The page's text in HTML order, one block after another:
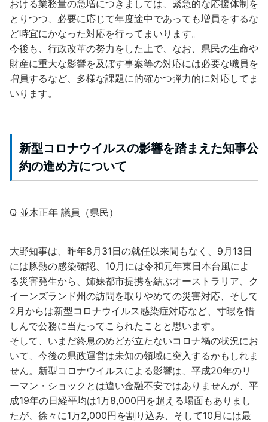
おける業務量の急増につきましては、緊急的な応援体制を
とりつつ、必要に応じて年度途中であっても増員をするな
ど時宜にかなった対応を行ってまいります。
今後も、行政改革の努力をした上で、なお、県民の生命や
財産に重大な影響を及ぼす事案等の対応には必要な職員を
増員するなど、多様な課題に的確かつ弾力的に対応してま
いります。
新型コロナウイルスの影響を踏まえた知事公
約の進め方について
Q 並木正年 議員（県民）
大野知事は、昨年8月31日の就任以来間もなく、9月13日
には豚熱の感染確認、10月には令和元年東日本台風によ
る災害発生から、姉妹都市提携を結ぶオーストラリア、ク
イーンズランド州の訪問を取りやめての災害対応、そして
2月からは新型コロナウイルス感染症対応など、寸暇を惜
しんで公務に当たってこられたことと思います。
そして、いまだ終息のめどが立たないコロナ禍の状況にお
いて、今後の県政運営は未知の領域に突入するかもしれま
せん。新型コロナウイルスによる影響は、平成20年のリ
ーマン・ショックとは違い金融不安ではありませんが、平
成19年の日経平均は1万8,000円を超える場面もありまし
たが、徐々に1万2,000円を割り込み、そして10月には最